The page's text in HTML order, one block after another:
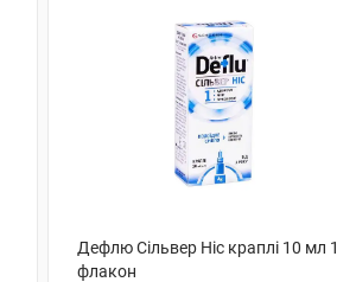
Дефлю Сільвер Ніс краплі 10 мл 1
флакон